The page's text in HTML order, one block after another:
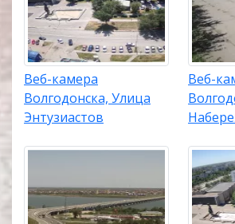
Веб-камера
Волгодонска, Улица
Энтузиастов
Веб-